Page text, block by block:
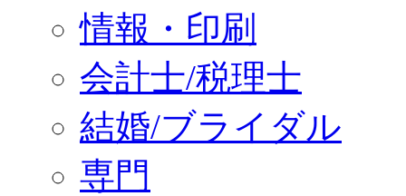
情報・印刷
会計士/税理士
結婚/ブライダル
専門